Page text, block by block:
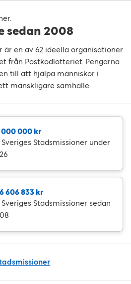
sedan 2008
är en av 62 ideella organisationer
från Postkodlotteriet. Pengarna
till att hjälpa människor i
mänskligare samhälle.
000 000 kr
Stadsmissioner under
606 833 kr
Stadsmissioner sedan